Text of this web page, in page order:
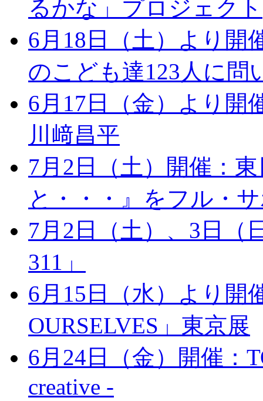
るかな」プロジェクト
6月18日（土）より
のこども達123人に問
6月17日（金）より開
川﨑昌平
7月2日（土）開催：
と・・・』をフル・
7月2日（土）、3日（
311」
6月15日（水）より開
OURSELVES」東京展
6月24日（金）開催：
creative -